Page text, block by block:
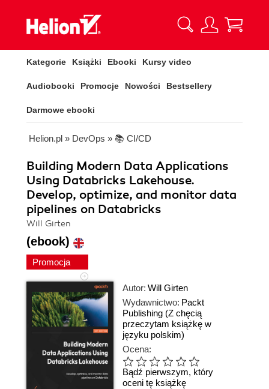
Kategorie Książki Ebooki Kursy video
Audiobooki Promocje Nowości Bestsellery
Darmowe ebooki
Helion.pl » DevOps » 📚 CI/CD
Building Modern Data Applications
Using Databricks Lakehouse.
Develop, optimize, and monitor data
pipelines on Databricks
Will Girten
(ebook)
Promocja
Autor: Will Girten
Wydawnictwo: Packt
Publishing (Z chęcią
przeczytam książkę w
języku polskim)
Ocena:
Bądź pierwszym, który
oceni tę książkę